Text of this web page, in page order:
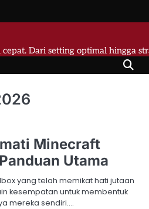
Dari setting optimal hingga
Minecraft
Utama
yang telah memikat hati jutaan
kesempatan untuk membentuk
mereka sendiri.…